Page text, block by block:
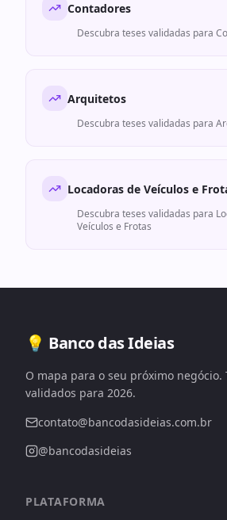
Contadores
Descubra teses validadas para
Arquitetos
Descubra teses validadas para
Locadoras de Veículos e
Descubra teses validadas para
Veículos e Frotas
💡 Banco das Ideias
O mapa para o seu próximo negócio.
validados para 2026.
contato@bancodasideias.com.br
@bancodasideias
PLATAFORMA